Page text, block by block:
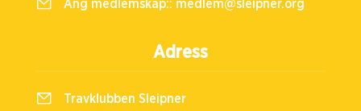
Ang medlemskap:: medlem@sleipner.org
Adress
Travklubben Sleipner